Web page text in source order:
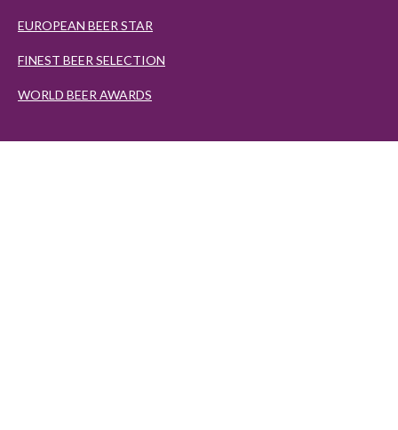
EUROPEAN BEER STAR
FINEST BEER SELECTION
WORLD BEER AWARDS